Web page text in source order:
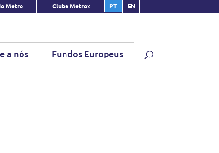
Metro Clube Metrox PT EN
a nós Fundos Europeus